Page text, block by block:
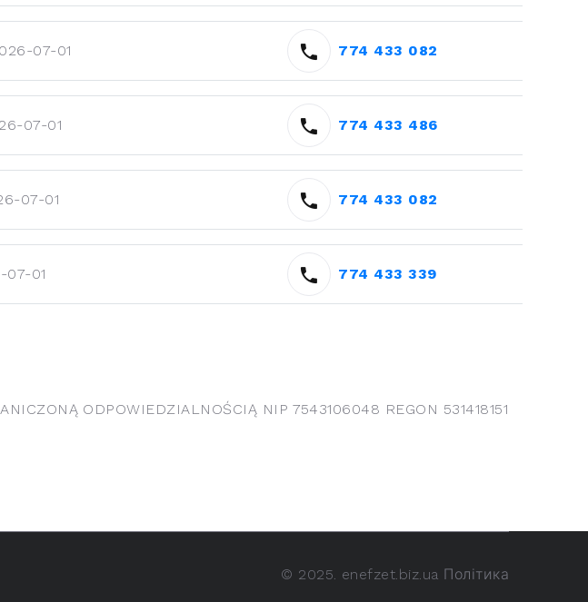
07-01 774 433 082
07-01 774 433 486
07-01 774 433 082
07-01 774 433 339
ODPOWIEDZIALNOŚCIĄ NIP 7543106048 REGON 531418151
© 2025. enefzet.biz.ua Політика